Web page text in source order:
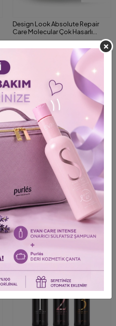
Design Look Absolute Repair
Care Molecular Çok Hasarlı
Saçlar için Yoğun Onarıcı Maske
500 ml
1.942,00 TL2.427,00 TL
%31
KARGO BEDAVA
Coffee Gold Protein Mini Set 3*
(Step 1, Step 2 Sealer Balm, Step 3
Sealer Mask) 100 ml
4.961,00 TL7.194,00 TL
Shipping To
%31
KARGO BEDAVA